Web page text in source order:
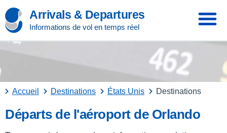
Arrivals & Departures
Informations de vol en temps réel
Accueil Destinations États Unis Destinations
Départs de l'aéroport de Orlando